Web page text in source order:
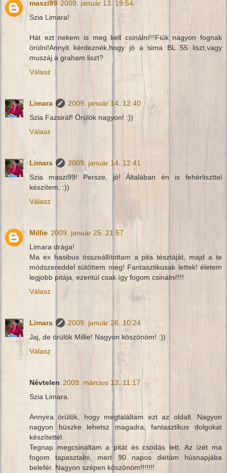
maszi99 2009. január 13. 19:54
Szia Limara!
Hát ezt nekem is meg kell csinálni!!!Fiúk nagyon fognak
örülni!Annyit kérdeznék,hogy jó a sima BL 55 liszt,vagy
muszáj a graham liszt?
Válasz
Limara
2009. január 14. 12:40
Szia Fazsiráf! Örülök nagyon! :))
Válasz
Limara
2009. január 14. 12:41
Szia maszi99! Persze, jó! Általában én is fehérliszttel
készítem, :))
Válasz
Millie 2009. január 25. 21:57
Limara drága!
Ma ex hasibus összeállítottam a pita tésztáját, majd a te
módszereddel sütöttem meg! Fantasztikusak lettek! életem
legjobb pitája, ezentúl csak így fogom csinálni!!!!
Válasz
Limara
2009. január 26. 10:24
Jaj, de örülök Millie! Nagyon köszönöm! :))
Válasz
Névtelen 2009. március 13. 11:17
Szia Limara.
Annyira örülök, hogy megtaláltam ezt az oldalt. Nagyon
nagyon büszke lehetsz magadra, fantasztikus dolgokat
készítettél.
Tegnap megcsináltam a pitát és csodás lett. Az ízét ma
fogom tapasztalni, mert 90 napos diétám húsnapjába
belefér. Nagyon szépen köszönöm!!!!!!!